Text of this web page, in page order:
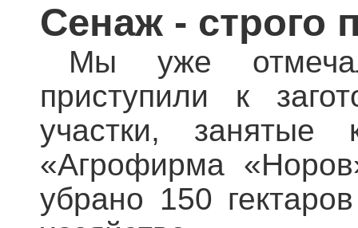
Сенаж - строго
Мы уже
приступили к
участки, занятые
«Агрофирма
убрано 150